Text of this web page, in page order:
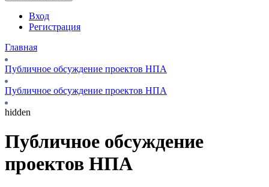
Вход
Регистрация
Главная
Публичное обсуждение проектов НПА
Публичное обсуждение проектов НПА
hidden
Публичное обсуждение
проектов НПА